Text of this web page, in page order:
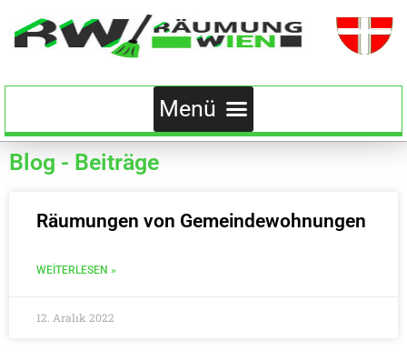
Blog - Beiträge
Räumungen von Gemeindewohnungen
WEITERLESEN »
12. Aralık 2022